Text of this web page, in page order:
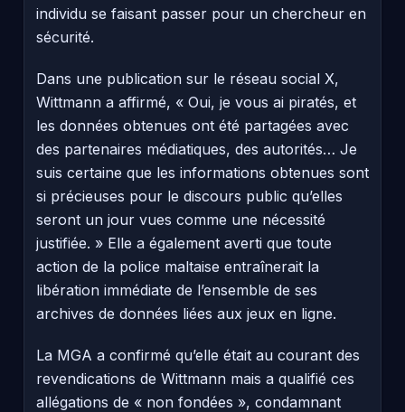
individu se faisant passer pour un chercheur en
sécurité.
Dans une publication sur le réseau social X,
Wittmann a affirmé, « Oui, je vous ai piratés, et
les données obtenues ont été partagées avec
des partenaires médiatiques, des autorités… Je
suis certaine que les informations obtenues sont
si précieuses pour le discours public qu’elles
seront un jour vues comme une nécessité
justifiée. » Elle a également averti que toute
action de la police maltaise entraînerait la
libération immédiate de l’ensemble de ses
archives de données liées aux jeux en ligne.
La MGA a confirmé qu’elle était au courant des
revendications de Wittmann mais a qualifié ces
allégations de « non fondées », condamnant